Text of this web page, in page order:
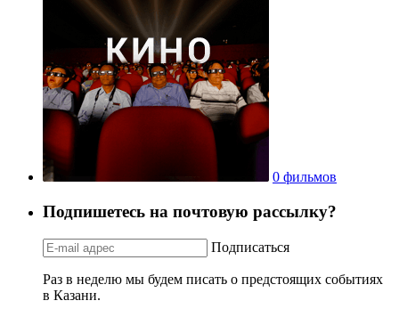
0 фильмов
Подпишетесь на почтовую рассылку?
Подписаться
Раз в неделю мы будем писать о предстоящих событиях
в Казани.